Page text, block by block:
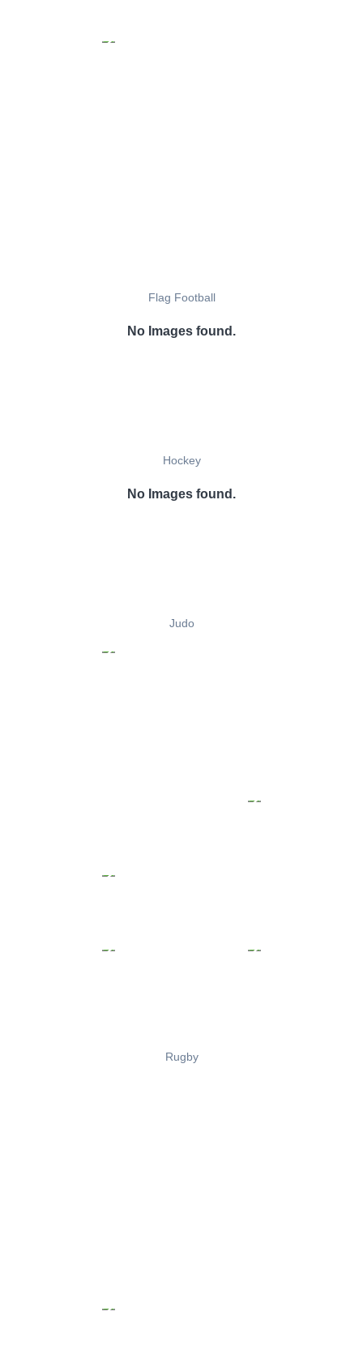
Flag Football
No Images found.
Hockey
No Images found.
Judo
Rugby